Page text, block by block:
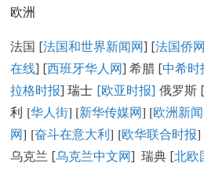
欧洲
法国 [法国和世界新闻网] [法国侨
在线] [西班牙华人网] 希腊 [中希时
拉格时报]瑞士 [欧亚时报] 俄罗斯
利 [华人街] [新华传媒网] [欧洲新
网] [奋斗在意大利] [欧华联合时报]
乌克兰 [乌克兰中文网] 瑞典 [北欧